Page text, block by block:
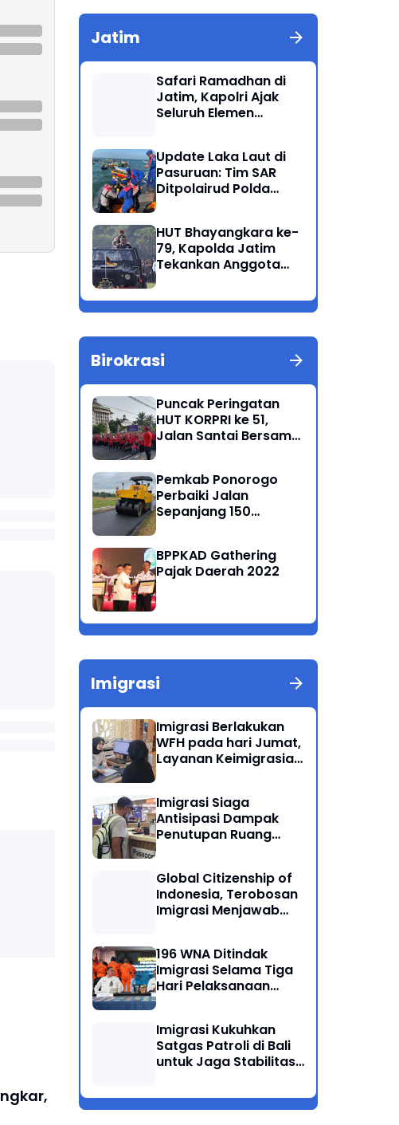
Jatim
Safari Ramadhan di
Jatim, Kapolri Ajak
Seluruh Elemen
Program Presiden
Update Laka Laut di
Pasuruan: Tim SAR
Ditpolairud Polda
Korban Meninggal di
Perairan Lekok
HUT Bhayangkara ke-
79, Kapolda Jatim
Tekankan Anggota
Profesional Polri
Birokrasi
Puncak Peringatan
HUT KORPRI ke 51,
Jalan Santai Bersama
Pemkab Ponorogo
Perbaiki Jalan
Sepanjang 150
BPPKAD Gathering
Pajak Daerah 2022
Imigrasi
Imigrasi Berlakukan
WFH pada hari Jumat,
Layanan Keimigrasian
Imigrasi Siaga
Antisipasi Dampak
Penutupan Ruang
Global Citizenship of
Indonesia, Terobosan
Imigrasi Menjawab
196 WNA Ditindak
Imigrasi Selama Tiga
Hari Pelaksanaan
Imigrasi Kukuhkan
Satgas Patroli di Bali
untuk Jaga Stabilitas
Wilayah